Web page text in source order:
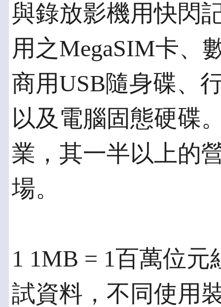
與錄放影機用快閃
用之MegaSIM卡、
商用USB隨身碟、
以及電腦固態硬碟
業，其一半以上的
場。
1 1MB = 1百萬位元
試資料，不同使用